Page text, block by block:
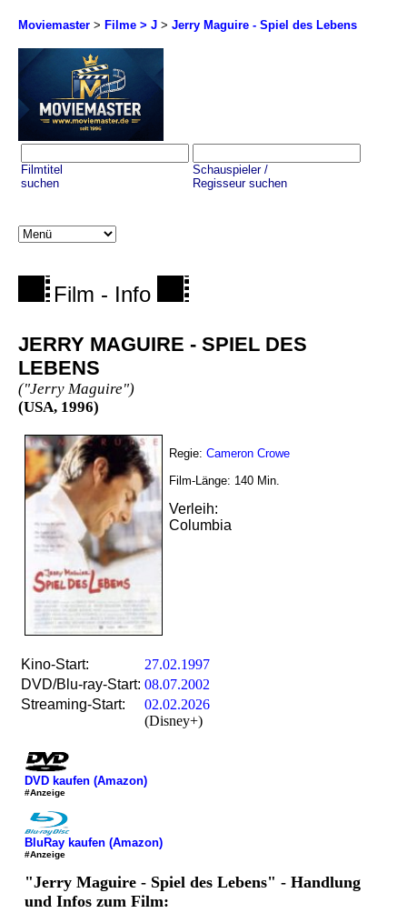
Moviemaster > Filme > J > Jerry Maguire - Spiel des Lebens
Filmtitel
suchen
Schauspieler /
Regisseur suchen
Film - Info
JERRY MAGUIRE - SPIEL DES
LEBENS
("Jerry Maguire")
(USA, 1996)
Regie: Cameron Crowe
Film-Länge: 140 Min.
Verleih:
Columbia
Kino-Start:
27.02.1997
DVD/Blu-ray-Start: 08.07.2002
Streaming-Start:
02.02.2026
(Disney+)
DVD kaufen (Amazon)
#Anzeige
BluRay kaufen (Amazon)
#Anzeige
"Jerry Maguire - Spiel des Lebens" - Handlung
und Infos zum Film: